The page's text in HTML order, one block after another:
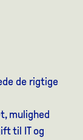
de rigtige
mulighed
til IT og